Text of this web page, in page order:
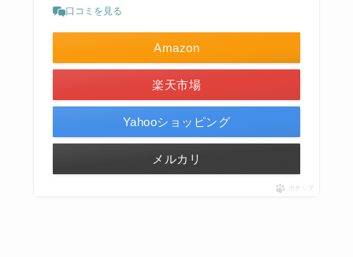
口コミを見る
Amazon
楽天市場
Yahooショッピング
メルカリ
ポチップ